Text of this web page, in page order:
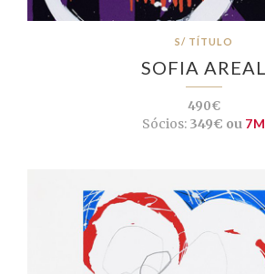
S/ TÍTULO
SOFIA AREAL
490€
Sócios: 349€ ou 7M